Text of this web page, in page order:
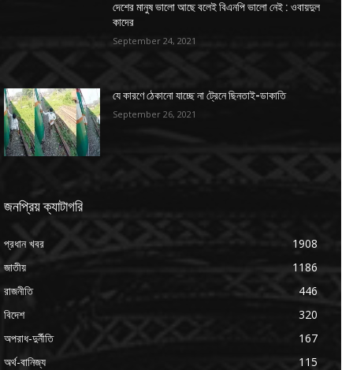
দেশের মানুষ ভালো আছে বলেই বিএনপি ভালো নেই : ওবায়দুল
কাদের
September 24, 2021
যে কারণে ঠেকানো যাচ্ছে না ট্রেনে ছিনতাই-ডাকাতি
September 26, 2021
জনপ্রিয় ক্যাটাগরি
প্রধান খবর
1908
জাতীয়
1186
রাজনীতি
446
বিদেশ
320
অপরাধ-দুর্নীতি
167
অর্থ-বানিজ্য
115